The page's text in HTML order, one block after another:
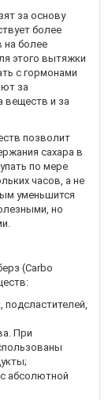
за основу
более
на более
этого вытяжки
с гормонами
за
веществ и за
позволит
сахара в
по мере
часов, а не
уменьшится
но
(Carbo
подсластителей,
При
абсолютной